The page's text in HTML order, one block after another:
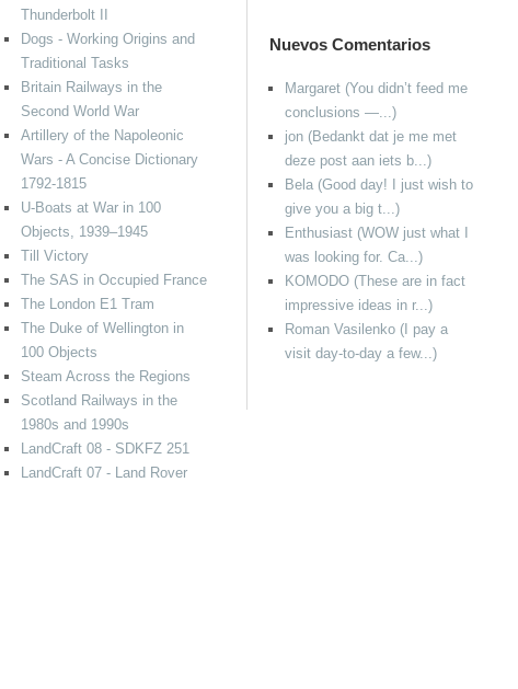
Nuevos Comentarios
Margaret (You didn’t feed me
conclusions —...)
jon (Bedankt dat je me met
deze post aan iets b...)
Bela (Good day! I just wish to
give you a big t...)
Enthusiast (WOW just what I
was looking for. Ca...)
KOMODO (These are in fact
impressive ideas in r...)
Roman Vasilenko (I pay a
visit day-to-day a few...)
Thunderbolt II
Dogs - Working Origins and
Traditional Tasks
Britain Railways in the
Second World War
Artillery of the Napoleonic
Wars - A Concise Dictionary
1792-1815
U-Boats at War in 100
Objects, 1939–1945
Till Victory
The SAS in Occupied France
The London E1 Tram
The Duke of Wellington in
100 Objects
Steam Across the Regions
Scotland Railways in the
1980s and 1990s
LandCraft 08 - SDKFZ 251
LandCraft 07 - Land Rover